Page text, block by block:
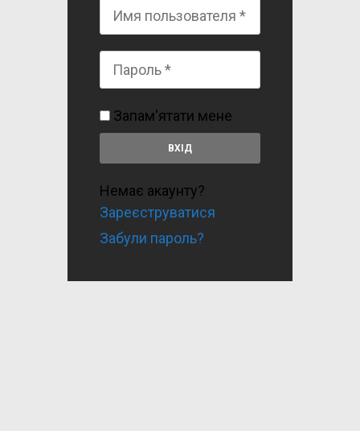
Запам'ятати мене
Немає акаунту?
Зареєструватися
Забули пароль?